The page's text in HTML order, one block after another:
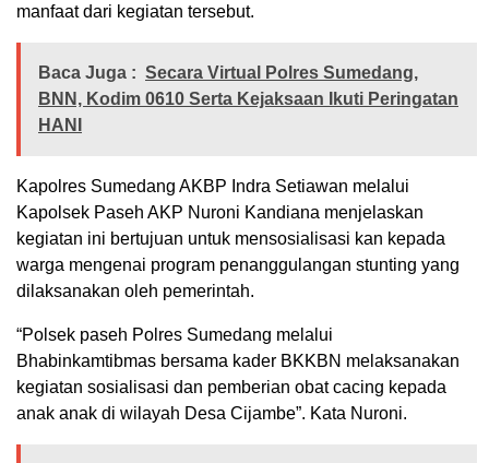
manfaat dari kegiatan tersebut.
Baca Juga : Secara Virtual Polres Sumedang,
BNN, Kodim 0610 Serta Kejaksaan Ikuti Peringatan
HANI
Kapolres Sumedang AKBP Indra Setiawan melalui
Kapolsek Paseh AKP Nuroni Kandiana menjelaskan
kegiatan ini bertujuan untuk mensosialisasi kan kepada
warga mengenai program penanggulangan stunting yang
dilaksanakan oleh pemerintah.
“Polsek paseh Polres Sumedang melalui
Bhabinkamtibmas bersama kader BKKBN melaksanakan
kegiatan sosialisasi dan pemberian obat cacing kepada
anak anak di wilayah Desa Cijambe”. Kata Nuroni.